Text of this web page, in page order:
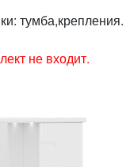
тумба,крепления.
не входит.